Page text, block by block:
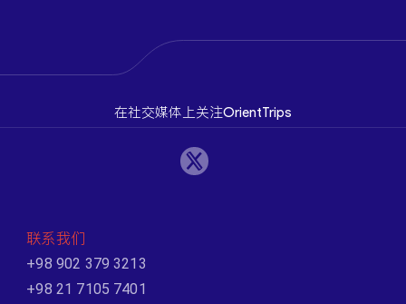
在社交媒体上关注OrientTrips
联系我们
+98 902 379 3213
+98 21 7105 7401